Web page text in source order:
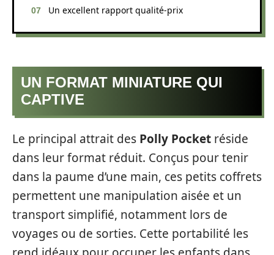
Un excellent rapport qualité-prix
UN FORMAT MINIATURE QUI
CAPTIVE
Le principal attrait des Polly Pocket réside
dans leur format réduit. Conçus pour tenir
dans la paume d’une main, ces petits coffrets
permettent une manipulation aisée et un
transport simplifié, notamment lors de
voyages ou de sorties. Cette portabilité les